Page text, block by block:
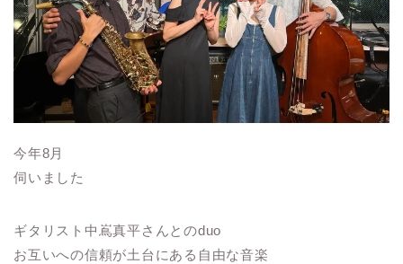
今年8月
伺いました
ギタリスト中嶌真平さんとのduo
お互いへの信頼が土台にある自由な音楽